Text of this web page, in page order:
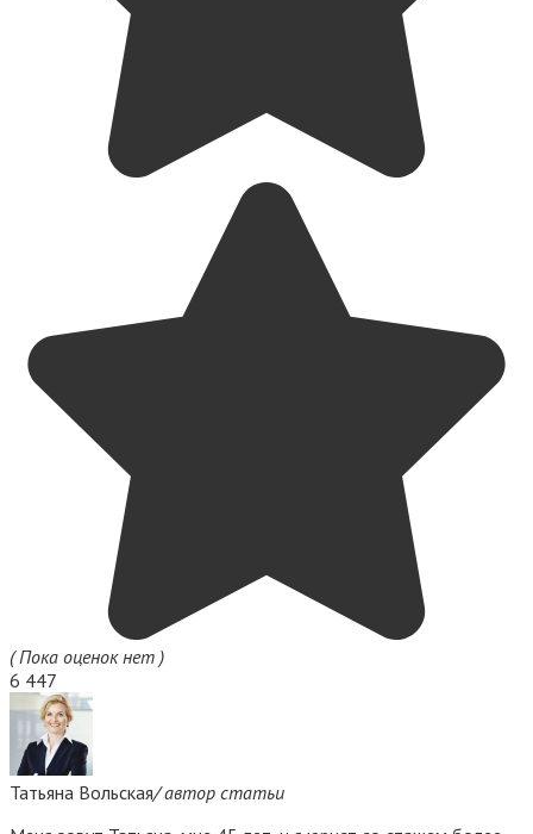
( Пока оценок нет )
6 447
Татьяна Вольская/ автор статьи